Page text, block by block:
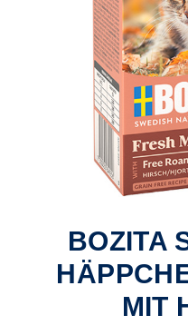
BOZITA
MIT